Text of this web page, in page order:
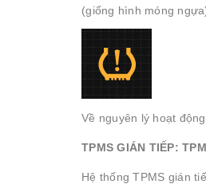
(giống hình móng
Về nguyên lý hoạt
TPMS GIÁN TIẾP:
Hệ thống TPMS gián